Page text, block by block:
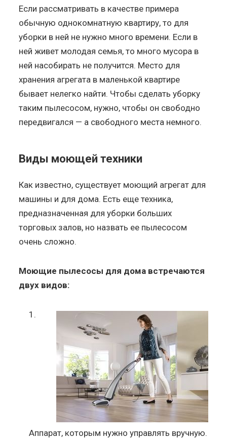
Если рассматривать в качестве примера
обычную однокомнатную квартиру, то для
уборки в ней не нужно много времени. Если в
ней живет молодая семья, то много мусора в
ней насобирать не получится. Место для
хранения агрегата в маленькой квартире
бывает нелегко найти. Чтобы сделать уборку
таким пылесосом, нужно, чтобы он свободно
передвигался — а свободного места немного.
Виды моющей техники
Как известно, существует моющий агрегат для
машины и для дома. Есть еще техника,
предназначенная для уборки больших
торговых залов, но назвать ее пылесосом
очень сложно.
Моющие пылесосы для дома встречаются
двух видов:
Аппарат, которым нужно управлять вручную.